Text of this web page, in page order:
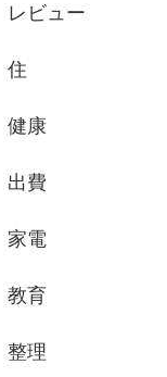
レビュー
住
健康
出費
家電
教育
整理